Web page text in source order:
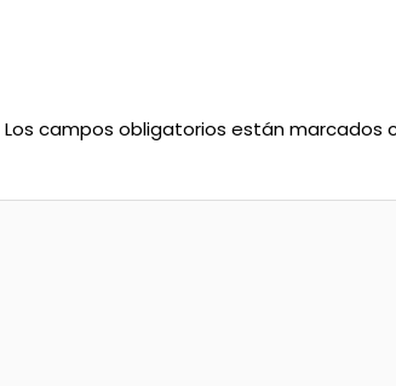
Los campos obligatorios están marcados